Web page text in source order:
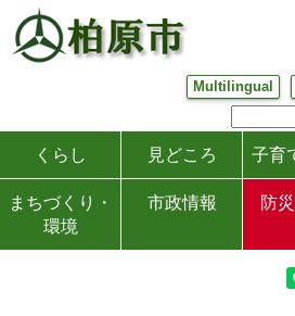
Multilingual
くらし 見どころ 子育
まちづくり・
環境
市政情報 防